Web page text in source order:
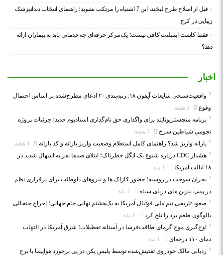
قبل از اصلاح طرح لبخند، این 7 اشتباه را مرتکب نشوید؛ راهنمای انتخاب دندانپزشک
زیبایی در کرج
فقط کاشت ایمپلنت کافی نیست؛ یک مرکز حرفه‌ای چه خدماتی باید به بیماران ارائه
دهد؟
اخبار
واقعیت‌سنجی شایعات آیفون ۱۸: رتبه‌بندی ۲۰ ادعای مطرح‌شده بر اساس احتمال
وقوع
برنامه منچستریونایتد برای واگذاری حق نام‌گذاری استادیوم جدید؛ جزئیات پروژه
نجومی شیاطین سرخ
یارانه واریز شد؟ راهنمای کامل استعلام وضعیت واریز یارانه و کد یارانه
هشدار CDC درباره شیوع یک انگل خطرناک؛ ابتلای صدها نفر به اسهال شدید در
۱۸ ایالت آمریکا
بحران سوخت در روسیه؛ حضور کازاک‌ ها و نیروهای داوطلب برای برقراری نظم
در پمپ بنزین‌ های دریای سیاه
صعود تاریخی تیم ملی فوتبال آمریکا به یک‌هشتم نهایی جام جهانی؛ اخراج جنجالی
بالوگون طعم برد را تلخ کرد
اوج‌گیری موج گرمای طاقت‌فرسا در آستانه تعطیلات؛ شرق آمریکا در التهاب
دمای ۱۱۰ درجه‌ای
ردیابی مالک خودروی تفتیش‌شده توسط پلیس پکن در پی برخورد هواپیما با برج